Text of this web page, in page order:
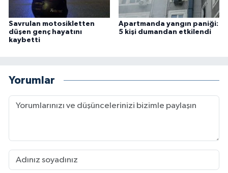
Savrulan motosikletten
düşen genç hayatını
kaybetti
Apartmanda yangın paniği:
5 kişi dumandan etkilendi
Yorumlar